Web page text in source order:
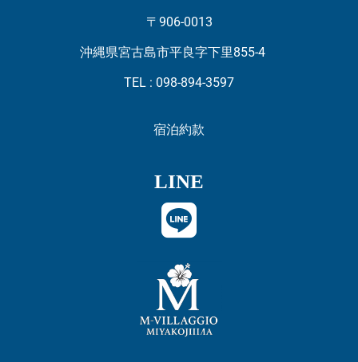
〒906-0013
沖縄県宮古島市平良字下里855-4
TEL : 098-894-3597
宿泊約款
LINE